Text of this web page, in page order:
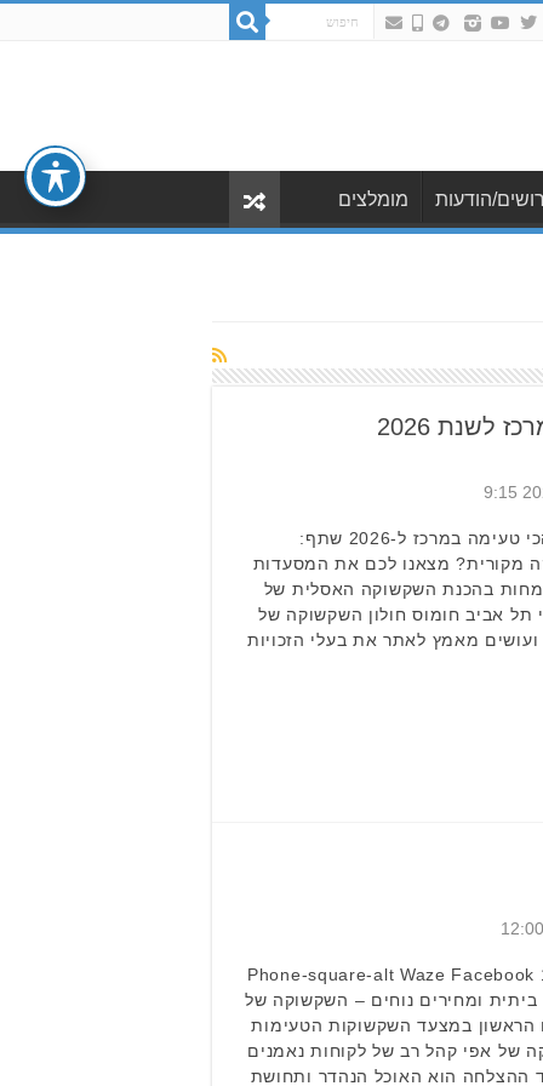
הודעות מומלצים
לשנת 2026
חם רותח לוהט: זו השקשוקה הכי טעימה במרכז ל-2026 שתף:
מקורית? מצאנו לכם את המסעדות
בהכנת השקשוקה האסלית של
תל אביב חומוס חולון השקשוקה של
ועושים מאמץ לאתר את בעלי הזכויות
השקשוקה של אפי משנת 1994 Phone-square-alt Waze Facebook
ביתית ומחירים נוחים – השקשוקה של
במצעד השקשוקות הטעימות
של אפי קהל רב של לקוחות נאמנים
ההצלחה הוא האוכל הנהדר ותחושת